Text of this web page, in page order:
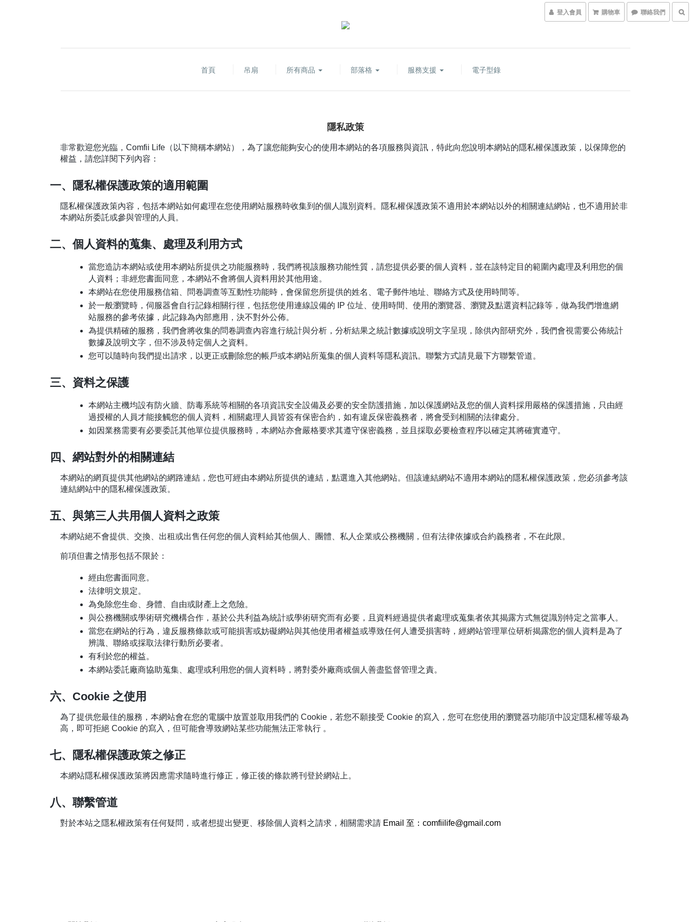
登入會員 購物車 聯絡我們
首頁 吊扇 所有商品 部落格 服務支援 電子型錄
隱私政策
非常歡迎您光臨，Comfii Life（以下簡稱本網站），為了讓您能夠安心的使用本網站的各項服務與資訊，特此向您說明本網站的隱私權保護政策，以保障您的
權益，請您詳閱下列內容：
一、隱私權保護政策的適用範圍
隱私權保護政策內容，包括本網站如何處理在您使用網站服務時收集到的個人識別資料。隱私權保護政策不適用於本網站以外的相關連結網站，也不適用於非
本網站所委託或參與管理的人員。
二、個人資料的蒐集、處理及利用方式
當您造訪本網站或使用本網站所提供之功能服務時，我們將視該服務功能性質，請您提供必要的個人資料，並在該特定目的範圍內處理及利用您的個
人資料；非經您書面同意，本網站不會將個人資料用於其他用途。
本網站在您使用服務信箱、問卷調查等互動性功能時，會保留您所提供的姓名、電子郵件地址、聯絡方式及使用時間等。
於一般瀏覽時，伺服器會自行記錄相關行徑，包括您使用連線設備的 IP 位址、使用時間、使用的瀏覽器、瀏覽及點選資料記錄等，做為我們增進網
站服務的參考依據，此記錄為內部應用，決不對外公佈。
為提供精確的服務，我們會將收集的問卷調查內容進行統計與分析，分析結果之統計數據或說明文字呈現，除供內部研究外，我們會視需要公佈統計
數據及說明文字，但不涉及特定個人之資料。
您可以隨時向我們提出請求，以更正或刪除您的帳戶或本網站所蒐集的個人資料等隱私資訊。聯繫方式請見最下方聯繫管道。
三、資料之保護
本網站主機均設有防火牆、防毒系統等相關的各項資訊安全設備及必要的安全防護措施，加以保護網站及您的個人資料採用嚴格的保護措施，只由經
過授權的人員才能接觸您的個人資料，相關處理人員皆簽有保密合約，如有違反保密義務者，將會受到相關的法律處分。
如因業務需要有必要委託其他單位提供服務時，本網站亦會嚴格要求其遵守保密義務，並且採取必要檢查程序以確定其將確實遵守。
四、網站對外的相關連結
本網站的網頁提供其他網站的網路連結，您也可經由本網站所提供的連結，點選進入其他網站。但該連結網站不適用本網站的隱私權保護政策，您必須參考該
連結網站中的隱私權保護政策。
五、與第三人共用個人資料之政策
本網站絕不會提供、交換、出租或出售任何您的個人資料給其他個人、團體、私人企業或公務機關，但有法律依據或合約義務者，不在此限。
前項但書之情形包括不限於：
經由您書面同意。
法律明文規定。
為免除您生命、身體、自由或財產上之危險。
與公務機關或學術研究機構合作，基於公共利益為統計或學術研究而有必要，且資料經過提供者處理或蒐集者依其揭露方式無從識別特定之當事人。
當您在網站的行為，違反服務條款或可能損害或妨礙網站與其他使用者權益或導致任何人遭受損害時，經網站管理單位研析揭露您的個人資料是為了
辨識、聯絡或採取法律行動所必要者。
有利於您的權益。
本網站委託廠商協助蒐集、處理或利用您的個人資料時，將對委外廠商或個人善盡監督管理之責。
六、Cookie 之使用
為了提供您最佳的服務，本網站會在您的電腦中放置並取用我們的 Cookie，若您不願接受 Cookie 的寫入，您可在您使用的瀏覽器功能項中設定隱私權等級為
高，即可拒絕 Cookie 的寫入，但可能會導致網站某些功能無法正常執行 。
七、隱私權保護政策之修正
本網站隱私權保護政策將因應需求隨時進行修正，修正後的條款將刊登於網站上。
八、聯繫管道
對於本站之隱私權政策有任何疑問，或者想提出變更、移除個人資料之請求，相關需求請 Email 至：comfiilife@gmail.com